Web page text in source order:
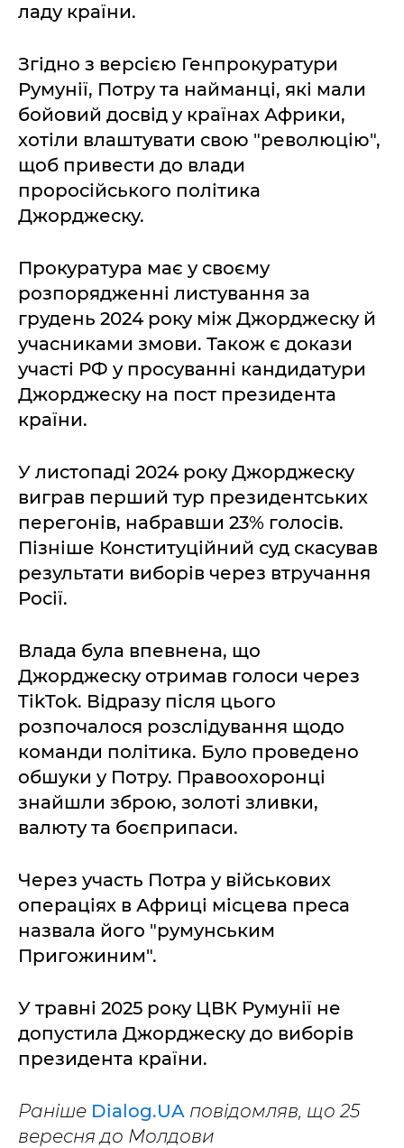
ладу країни.
Згідно з версією Генпрокуратури
Румунії, Потру та найманці, які мали
бойовий досвід у країнах Африки,
хотіли влаштувати свою "революцію",
щоб привести до влади
проросійського політика
Джорджеску.
Прокуратура має у своєму
розпорядженні листування за
грудень 2024 року між Джорджеску й
учасниками змови. Також є докази
участі РФ у просуванні кандидатури
Джорджеску на пост президента
країни.
У листопаді 2024 року Джорджеску
виграв перший тур президентських
перегонів, набравши 23% голосів.
Пізніше Конституційний суд скасував
результати виборів через втручання
Росії.
Влада була впевнена, що
Джорджеску отримав голоси через
TikTok. Відразу після цього
розпочалося розслідування щодо
команди політика. Було проведено
обшуки у Потру. Правоохоронці
знайшли зброю, золоті зливки,
валюту та боєприпаси.
Через участь Потра у військових
операціях в Африці місцева преса
назвала його "румунським
Пригожиним".
У травні 2025 року ЦВК Румунії не
допустила Джорджеску до виборів
президента країни.
Раніше Dialog.UA повідомляв, що 25
вересня до Молдови